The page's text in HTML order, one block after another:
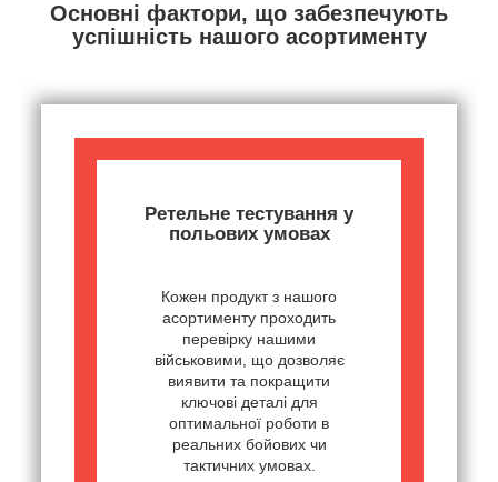
Основні фактори, що забезпечують
успішність нашого асортименту
Ретельне тестування у
польових умовах
Кожен продукт з нашого
асортименту проходить
перевірку нашими
військовими, що дозволяє
виявити та покращити
ключові деталі для
оптимальної роботи в
реальних бойових чи
тактичних умовах.